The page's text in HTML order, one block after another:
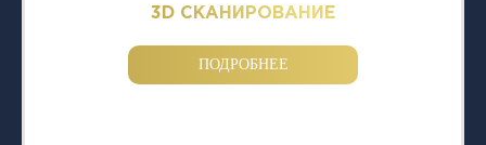
3D СКАНИРОВАНИЕ
ПОДРОБНЕЕ